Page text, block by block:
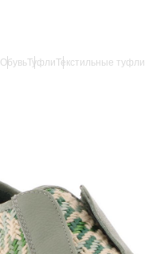
ОбувьТуфлиТекстильные туфли